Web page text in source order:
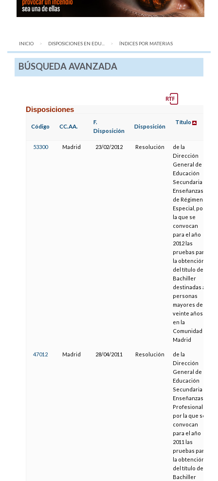
INICIO DISPOSICIONES EN EDU... AQUÍ:
ÍNDICES POR MATERIAS
BÚSQUEDA AVANZADA
Disposiciones
Código CC.AA.
F.
Disposición
Disposición
Título
53300 Madrid 23/02/2012 Resolución
de la
Dirección
General de
Educación
Secundaria y
Enseñanzas
de Régimen
Especial, por
la que se
convocan
para el año
2012 las
pruebas para
la obtención
del título de
Bachiller
destinadas a
personas
mayores de
veinte años
en la
Comunidad de
Madrid
47012 Madrid 28/04/2011 Resolución
de la
Dirección
General de
Educación
Secundaria y
Enseñanzas
Profesionales,
por la que se
convocan
para el año
2011 las
pruebas para
la obtención
del título de
Bachiller